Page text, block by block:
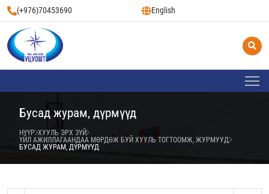
(+976)70453690 English
Бусад журам, дүрмүүд
НҮҮР ХУУЛЬ ЭРХ ЗҮЙ
ҮЙЛ АЖИЛЛАГААНДАА МӨРДӨЖ БУЙ ХУУЛЬ ТОГТООМЖ, ЖУРМУУД
БУСАД ЖУРАМ, ДҮРМҮҮД